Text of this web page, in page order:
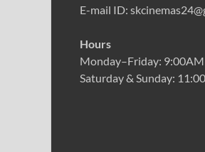
E-mail ID:
Hours
Monday–Friday:
Saturday & Sunday: